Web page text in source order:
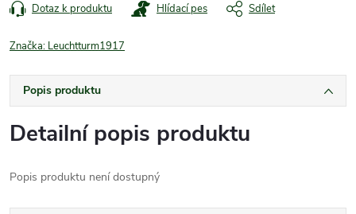
Dotaz k produktu Hlídací pes Sdílet
Značka: Leuchtturm1917
Popis produktu
Detailní popis produktu
Popis produktu není dostupný